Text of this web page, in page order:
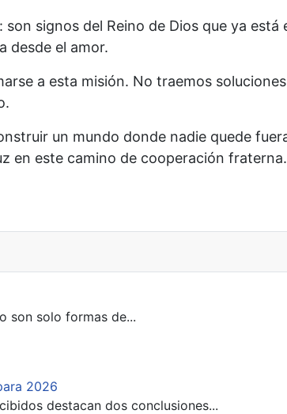
signos del Reino de Dios que ya
desde el amor.
a esta misión. No traemos
un mundo donde nadie quede
en este camino de cooperación fraterna.
para 2026
son solo formas de...
2026
destacan dos conclusiones...